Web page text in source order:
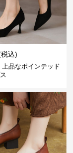
込)
品なポインテッド